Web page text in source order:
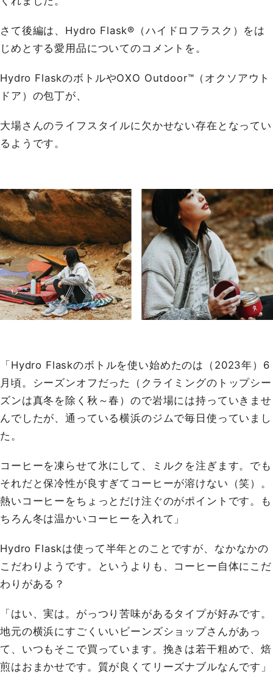
さて後編は、Hydro Flask®（ハイドロフラスク）をは
じめとする愛用品についてのコメントを。
Hydro FlaskのボトルやOXO Outdoor™（オクソアウト
ドア）の包丁が、
大場さんのライフスタイルに欠かせない存在となってい
るようです。
「Hydro Flaskのボトルを使い始めたのは（2023年）6
月頃。シーズンオフだった（クライミングのトップシー
ズンは真冬を除く秋～春）ので岩場には持っていきませ
んでしたが、通っている横浜のジムで毎日使っていまし
た。
コーヒーを凍らせて氷にして、ミルクを注ぎます。でも
それだと保冷性が良すぎてコーヒーが溶けない（笑）。
熱いコーヒーをちょっとだけ注ぐのがポイントです。も
ちろん冬は温かいコーヒーを入れて」
Hydro Flaskは使って半年とのことですが、なかなかの
こだわりようです。というよりも、コーヒー自体にこだ
わりがある？
「はい、実は。がっつり苦味があるタイプが好みです。
地元の横浜にすごくいいビーンズショップさんがあっ
て、いつもそこで買っています。挽きは若干粗めで、焙
煎はおまかせです。質が良くてリーズナブルなんです」